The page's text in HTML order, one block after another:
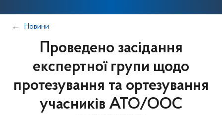
Новини
Проведено засідання
експертної групи щодо
протезування та ортезування
учасників АТО/ООС